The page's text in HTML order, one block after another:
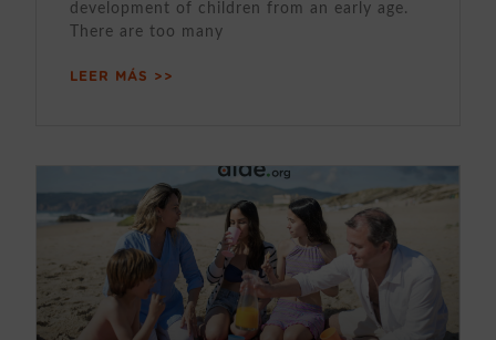
development of children from an early age.
There are too many
LEER MÁS >>